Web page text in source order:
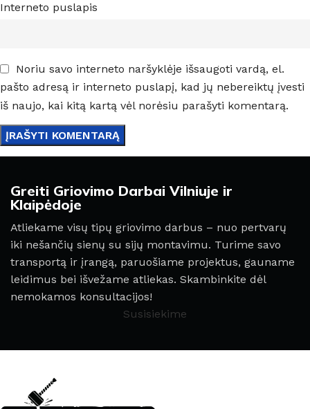
Interneto puslapis
Noriu savo interneto naršyklėje išsaugoti vardą, el.
pašto adresą ir interneto puslapį, kad jų nebereiktų įvesti
iš naujo, kai kitą kartą vėl norėsiu parašyti komentarą.
Greiti Griovimo Darbai Vilniuje ir
Klaipėdoje
Atliekame visų tipų griovimo darbus – nuo pertvarų
iki nešančių sienų su sijų montavimu. Turime savo
transportą ir įrangą, paruošiame projektus, gauname
leidimus bei išvežame atliekas. Skambinkite dėl
nemokamos konsultacijos!
Susisiekime